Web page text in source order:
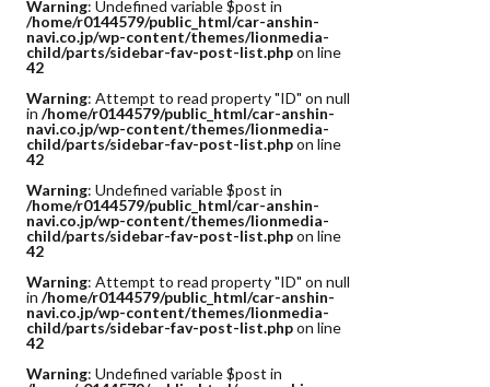
Warning: Undefined variable $post in
/home/r0144579/public_html/car-anshin-
navi.co.jp/wp-content/themes/lionmedia-
child/parts/sidebar-fav-post-list.phpon line
42
Warning: Attempt to read property "ID" on null
in /home/r0144579/public_html/car-anshin-
navi.co.jp/wp-content/themes/lionmedia-
child/parts/sidebar-fav-post-list.phpon line
42
Warning: Undefined variable $post in
/home/r0144579/public_html/car-anshin-
navi.co.jp/wp-content/themes/lionmedia-
child/parts/sidebar-fav-post-list.phpon line
42
Warning: Attempt to read property "ID" on null
in /home/r0144579/public_html/car-anshin-
navi.co.jp/wp-content/themes/lionmedia-
child/parts/sidebar-fav-post-list.phpon line
42
Warning: Undefined variable $post in